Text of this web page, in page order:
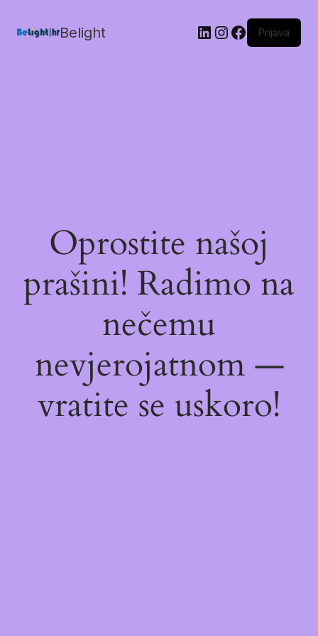
Belight Prijava
Oprostite našoj
prašini! Radimo na
nečemu
nevjerojatnom —
vratite se uskoro!